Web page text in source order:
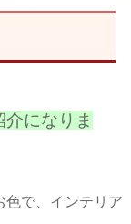
になりま
色で、インテリア